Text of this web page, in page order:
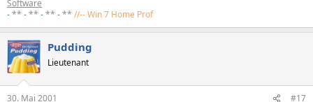
Software
-** -** -** -** //-- Win 7 Home Prof
Pudding
Lieutenant
30. Mai 2001 #17